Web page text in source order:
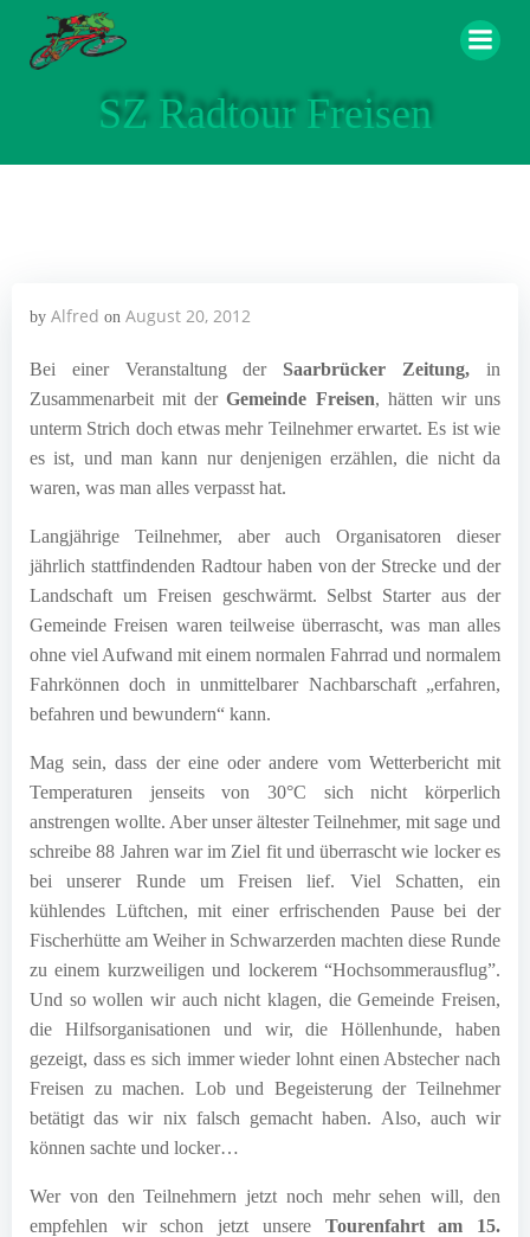
SZ Radtour Freisen
by Alfred on August 20, 2012
Bei einer Veranstaltung der Saarbrücker Zeitung, in
Zusammenarbeit mit derGemeinde Freisen, hätten wir uns
unterm Strich doch etwas mehr Teilnehmer erwartet. Es ist wie
es ist, und man kann nur denjenigen erzählen, die nicht da
waren, was man alles verpasst hat.
Langjährige Teilnehmer, aber auch Organisatoren dieser
jährlich stattfindenden Radtour haben von der Strecke und der
Landschaft um Freisen geschwärmt. Selbst Starter aus der
Gemeinde Freisen waren teilweise überrascht, was man alles
ohne viel Aufwand mit einem normalen Fahrrad und normalem
Fahrkönnen doch in unmittelbarer Nachbarschaft „erfahren,
befahren und bewundern“ kann.
Mag sein, dass der eine oder andere vom Wetterbericht mit
Temperaturen jenseits von 30°C sich nicht körperlich
anstrengen wollte. Aber unser ältester Teilnehmer, mit sage und
schreibe 88 Jahren war im Ziel fit und überrascht wie locker es
bei unserer Runde um Freisen lief. Viel Schatten, ein
kühlendes Lüftchen, mit einer erfrischenden Pause bei der
Fischerhütte am Weiher in Schwarzerden machten diese Runde
zu einem kurzweiligen und lockerem “Hochsommerausflug”.
Und so wollen wir auch nicht klagen, die Gemeinde Freisen,
die Hilfsorganisationen und wir, die Höllenhunde, haben
gezeigt, dass es sich immer wieder lohnt einen Abstecher nach
Freisen zu machen. Lob und Begeisterung der Teilnehmer
betätigt das wir nix falsch gemacht haben. Also, auch wir
können sachte und locker…
Wer von den Teilnehmern jetzt noch mehr sehen will, den
empfehlen wir schon jetzt unsere Tourenfahrt am 15.